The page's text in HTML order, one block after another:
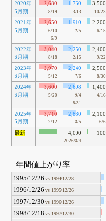
2020年
6月期
2,680
8/19
1,760
3/13
3,500
10/23
2021年
6月期
2,650
6/10
6/9
1,910
2/5
2,200
6/15
2022年
6月期
3,040
8/18
2,250
2/15
2,400
9/22
2023年
6月期
2,970
5/12
2,240
7/6
2,500
8/30
2024年
6月期
3,600
5/20
2,698
9/4
8/31
1,400
4/16
2025年
6月期
3,710
2/12
2,880
8/5
2,100
6/6
最新 4,000
2026/8/4
100
年間値上がり率
1995/12/26 vs 1994/12/28
1996/12/26 vs 1995/12/26
1997/12/30 vs 1996/12/26
1998/12/18 vs 1997/12/30